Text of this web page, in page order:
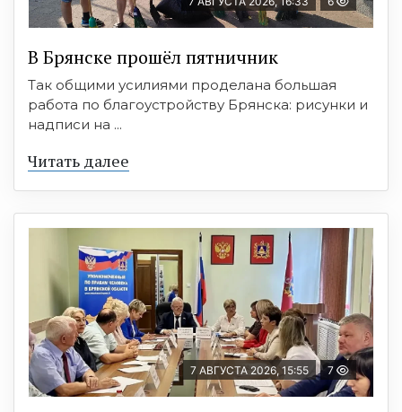
В Брянске прошёл пятничник
Так общими усилиями проделана большая
работа по благоустройству Брянска: рисунки и
надписи на ...
Читать далее
7 АВГУСТА 2026, 15:55 7